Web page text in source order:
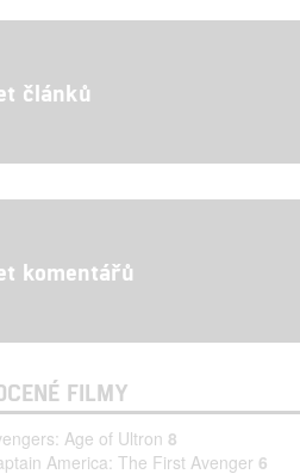
článků
komentářů
FILMY
Age of Ultron 8
America: The First Avenger 6